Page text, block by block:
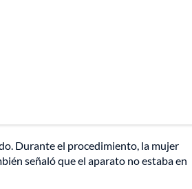
Durante el procedimiento, la mujer
señaló que el aparato no estaba en